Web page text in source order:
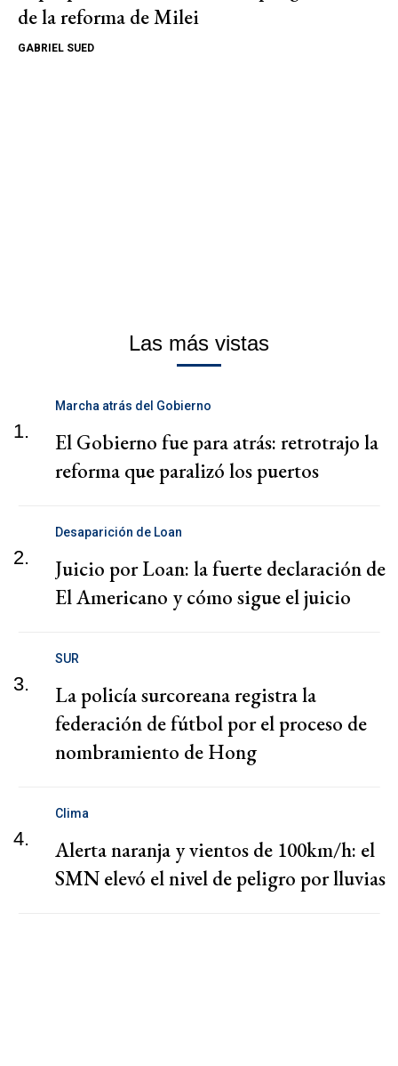
de la reforma de Milei
GABRIEL SUED
Las más vistas
1.
Marcha atrás del Gobierno
El Gobierno fue para atrás: retrotrajo la
reforma que paralizó los puertos
2.
Desaparición de Loan
Juicio por Loan: la fuerte declaración de
El Americano y cómo sigue el juicio
3.
SUR
La policía surcoreana registra la
federación de fútbol por el proceso de
nombramiento de Hong
4.
Clima
Alerta naranja y vientos de 100km/h: el
SMN elevó el nivel de peligro por lluvias